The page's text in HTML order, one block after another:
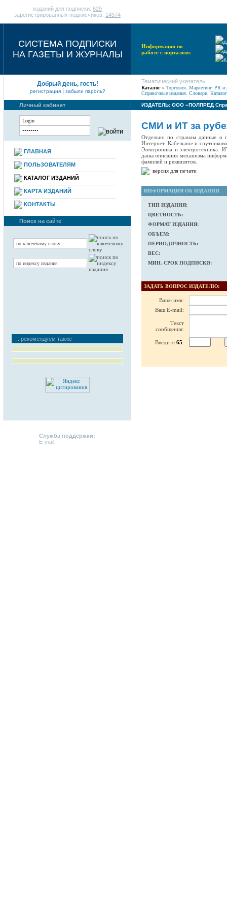
изданий для подписки: 629
зарегистрированных подписчиков: 14974
СИСТЕМА ПОДПИСКИ
НА ГАЗЕТЫ И ЖУРНАЛЫ
Информация по
работе с порталом:
Добрый день, гость!
регистрация| забыли пароль?
Личный кабинет
ГЛАВНАЯ
ПОЛЬЗОВАТЕЛЯМ
КАТАЛОГ ИЗДАНИЙ
КАРТА ИЗДАНИЙ
КОНТАКТЫ
Поиск на сайте
:: рекомендуем также
Тематический указатель:
Каталог » Торговля. Маркетинг. PR и
Справочные издания. Словари.
ИЗДАТЕЛЬ: ООО «ПОЛПРЕД
СМИ и ИТ за
Отдельно по странам данные о
Интернет. Кабельное и
Электроника и
даны описания механизма
фамилий и реквизитов.
версия для печати
ИНФОРМАЦИЯ ОБ ИЗДАНИИ
ТИП ИЗДАНИЯ:
ЦВЕТНОСТЬ:
ФОРМАТ ИЗДАНИЯ:
ОБЪЕМ:
ПЕРИОДИЧНОСТЬ:
ВЕС:
МИН. СРОК ПОДПИСКИ:
ЗАДАТЬ ВОПРОС ИЗДАТЕЛЮ:
Ваше имя:
Ваш E-mail:
Текст
сообщения:
Введите 65:
Служба поддержки:
E-mail: